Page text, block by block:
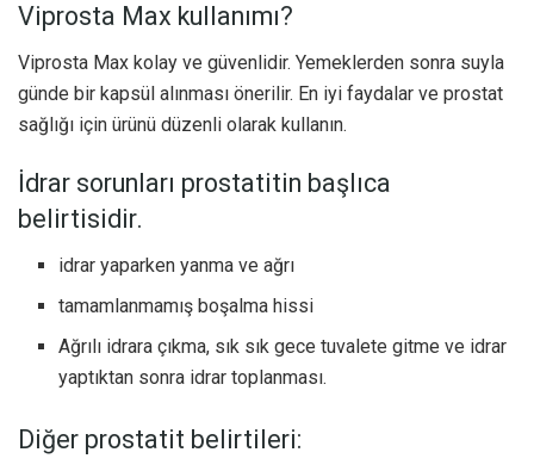
Viprosta Max kullanımı?
Viprosta Max kolay ve güvenlidir. Yemeklerden sonra suyla
günde bir kapsül alınması önerilir. En iyi faydalar ve prostat
sağlığı için ürünü düzenli olarak kullanın.
İdrar sorunları prostatitin başlıca
belirtisidir.
idrar yaparken yanma ve ağrı
tamamlanmamış boşalma hissi
Ağrılı idrara çıkma, sık sık gece tuvalete gitme ve idrar
yaptıktan sonra idrar toplanması.
Diğer prostatit belirtileri: